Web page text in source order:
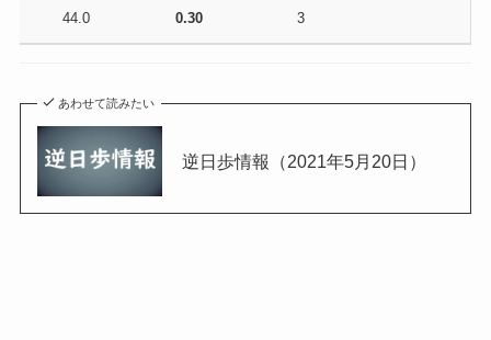
44.0 0.30 3
あわせて読みたい
逆日歩情報（2021年5月20日）